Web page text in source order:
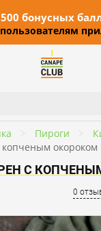
бонусных
Пироги
окороком
С
0